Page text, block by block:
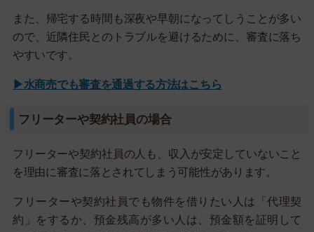
また、帰宅する時間も深夜や早朝になってしうことが多い
ので、近隣住民とのトラブルを避けるために、審査に落ち
やすいです。
▶水商売でも審査を通過する方法はこちら
フリーターや契約社員の場合
フリーターや契約社員の人も、収入が安定していないこと
を理由に審査に落とされてしまう可能性があります。
フリーターや契約社員でも物件を借りたい人は「代理契
約」をするか、預金残高が多い人は、預金額を証明して